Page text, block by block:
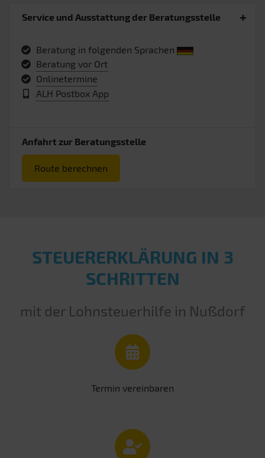
Service und Ausstattung der Beratungsstelle
Beratung in folgenden Sprachen
Beratung vor Ort
Onlinetermine
ALH Postbox App
Anfahrt zur Beratungsstelle
Route berechnen
STEUERERKLÄRUNG IN 3
SCHRITTEN
mit der Lohnsteuerhilfe in Nußdorf
Termin vereinbaren